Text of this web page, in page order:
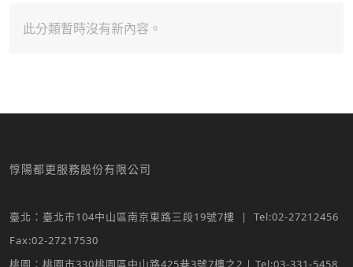
資訊
此分類暫時沒有新內容。
惇陽都更服務股份有限公司
臺北：臺北市104中山區南京東路三段19號7樓 | Tel:02-27212456
Fax:02-27217530
桃園：桃園市330桃園區中山路425巷3號7樓之2 | Tel:03-331-5458